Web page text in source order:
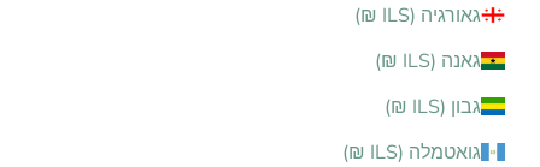
גאורגיה (ILS ₪)
גאנה (ILS ₪)
גבון (ILS ₪)
גואטמלה (ILS ₪)